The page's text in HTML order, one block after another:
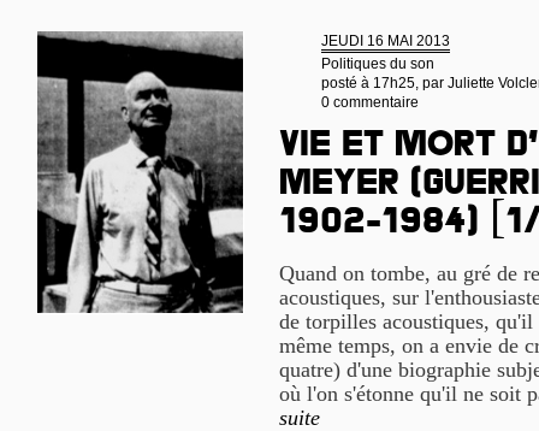
JEUDI 16 MAI 2013
Politiques du son
posté à 17h25, par Juliette
0 commentaire
Vie et mort
Meyer
1902-1984)
Quand on tombe, au gré de
acoustiques, sur
de torpilles acoustiques,
même temps, on a envie de
quatre) d'une biographie
où l'on s'étonne qu'il ne soit
suite